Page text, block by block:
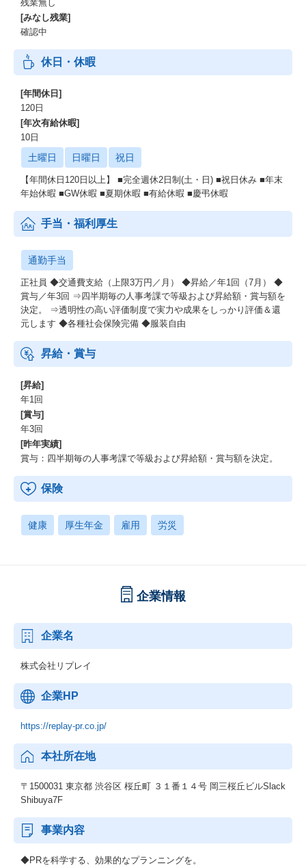
残業無し
[みなし残業]
確認中
休日・休暇
[年間休日]
120日
[年次有給休暇]
10日
土曜日 日曜日 祝日
【年間休日120日以上】 ■完全週休2日制(土・日) ■祝日休み ■年末
年始休暇 ■GW休暇 ■夏期休暇 ■有給休暇 ■慶弔休暇
手当・福利厚生
通勤手当
正社員 ◆交通費支給（上限3万円／月） ◆昇給／年1回（7月） ◆
賞与／年3回 ⇒四半期毎の人事考課で等級および昇給額・賞与額を
決定。 ⇒透明性の高い評価制度で実力や成果をしっかり評価＆還
元します ◆各種社会保険完備 ◆服装自由
昇給・賞与
[昇給]
年1回
[賞与]
年3回
[昨年実績]
賞与：四半期毎の人事考課で等級および昇給額・賞与額を決定。
保険
健康 厚生年金 雇用 労災
企業情報
企業名
株式会社リプレイ
企業HP
https://replay-pr.co.jp/
本社所在地
〒1500031 東京都 渋谷区 桜丘町 ３１番１４号 岡三桜丘ビルSlack
Shibuya7F
事業内容
◆PRを科学する、効果的なプランニングを。